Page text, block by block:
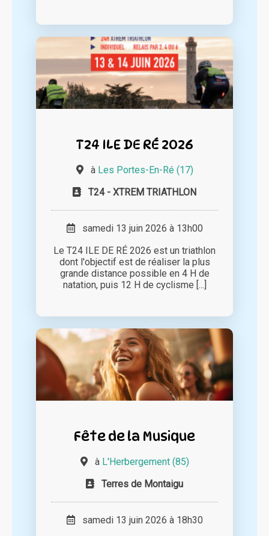
T24 ILE DE RÉ 2026
à Les Portes-En-Ré (17)
T24 - XTREM TRIATHLON
samedi 13 juin 2026 à 13h00
Le T24 ILE DE RÉ 2026 est un triathlon
dont l'objectif est de réaliser la plus
grande distance possible en 4 H de
natation, puis 12 H de cyclisme [...]
Fête de la Musique
à L'Herbergement (85)
Terres de Montaigu
samedi 13 juin 2026 à 18h30